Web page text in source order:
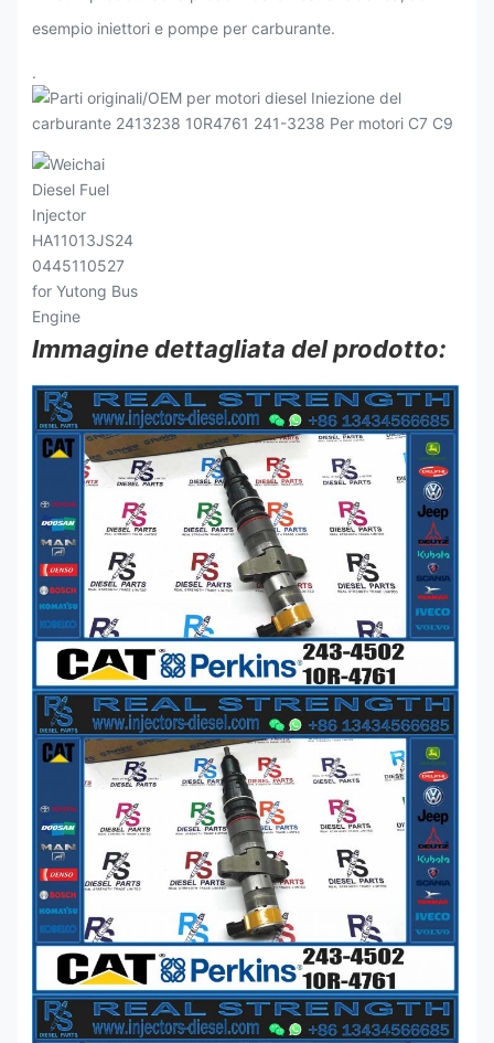
esempio iniettori e pompe per carburante.
.
Immagine dettagliata del prodotto: